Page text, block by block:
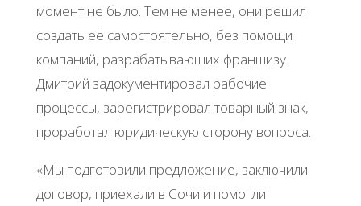
момент не было. Тем не менее, они решил
создать её самостоятельно, без помощи
компаний, разрабатывающих франшизу.
Дмитрий задокументировал рабочие
процессы, зарегистрировал товарный знак,
проработал юридическую сторону вопроса.
«Мы подготовили предложение, заключили
договор, приехали в Сочи и помогли